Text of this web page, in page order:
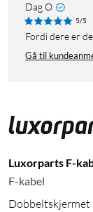
Dag O
5/5
Fordi dere er
Gå til
Luxorparts F-
F-kabel
Dobbeltskjermet